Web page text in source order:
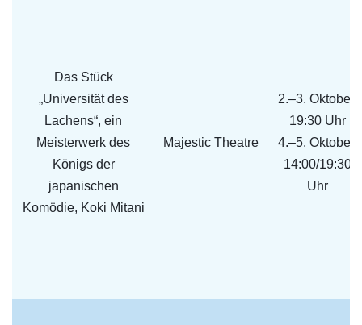
Das Stück
„Universität des
Lachens“, ein
Meisterwerk des
Königs der
japanischen
Komödie, Koki Mitani
Majestic Theatre
2.–3. Oktober,
19:30 Uhr
4.–5. Oktober,
14:00/19:30
Uhr